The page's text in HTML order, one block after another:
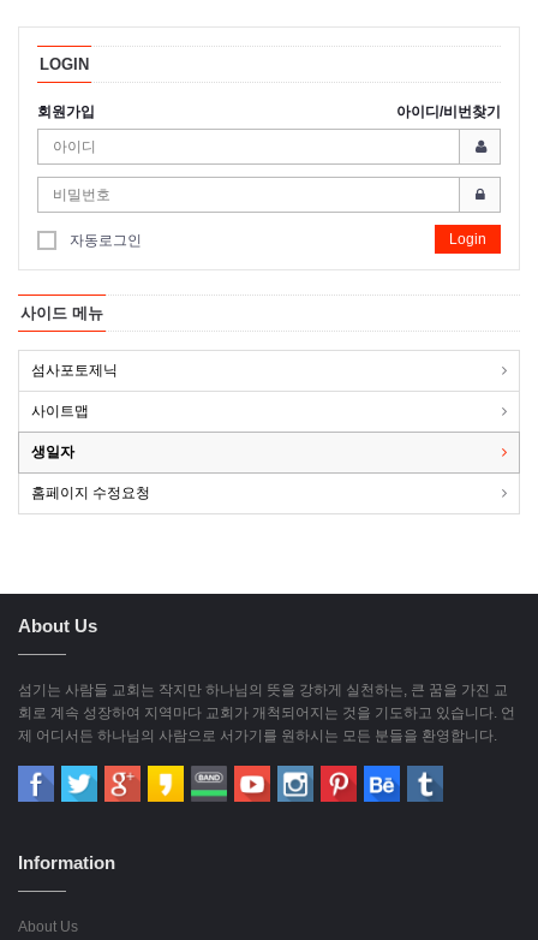
LOGIN
회원가입 아이디/비번찾기
자동로그인 Login
사이드 메뉴
섬사포토제닉
사이트맵
생일자
홈페이지 수정요청
About Us
섬기는 사람들 교회는 작지만 하나님의 뜻을 강하게 실천하는, 큰 꿈을 가진 교
회로 계속 성장하여 지역마다 교회가 개척되어지는 것을 기도하고 있습니다. 언
제 어디서든 하나님의 사람으로 서가기를 원하시는 모든 분들을 환영합니다.
Information
About Us